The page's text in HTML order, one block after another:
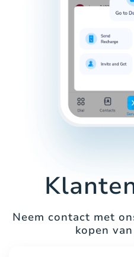
Neem contact met
kopen